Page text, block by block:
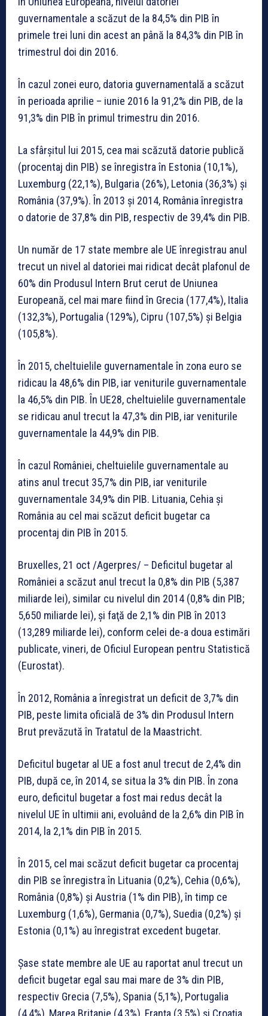
guvernamentale a scăzut de la 84,5% din PIB în
primele trei luni din acest an până la 84,3% din PIB în
trimestrul doi din 2016.
În cazul zonei euro, datoria guvernamentală a scăzut
în perioada aprilie – iunie 2016 la 91,2% din PIB, de la
91,3% din PIB în primul trimestru din 2016.
La sfârşitul lui 2015, cea mai scăzută datorie publică
(procentaj din PIB) se înregistra în Estonia (10,1%),
Luxemburg (22,1%), Bulgaria (26%), Letonia (36,3%) şi
România (37,9%). În 2013 şi 2014, România înregistra
o datorie de 37,8% din PIB, respectiv de 39,4% din PIB.
Un număr de 17 state membre ale UE înregistrau anul
trecut un nivel al datoriei mai ridicat decât plafonul de
60% din Produsul Intern Brut cerut de Uniunea
Europeană, cel mai mare fiind în Grecia (177,4%), Italia
(132,3%), Portugalia (129%), Cipru (107,5%) şi Belgia
(105,8%).
În 2015, cheltuielile guvernamentale în zona euro se
ridicau la 48,6% din PIB, iar veniturile guvernamentale
la 46,5% din PIB. În UE28, cheltuielile guvernamentale
se ridicau anul trecut la 47,3% din PIB, iar veniturile
guvernamentale la 44,9% din PIB.
În cazul României, cheltuielile guvernamentale au
atins anul trecut 35,7% din PIB, iar veniturile
guvernamentale 34,9% din PIB. Lituania, Cehia şi
România au cel mai scăzut deficit bugetar ca
procentaj din PIB în 2015.
Bruxelles, 21 oct /Agerpres/ – Deficitul bugetar al
României a scăzut anul trecut la 0,8% din PIB (5,387
miliarde lei), similar cu nivelul din 2014 (0,8% din PIB;
5,650 miliarde lei), şi faţă de 2,1% din PIB în 2013
(13,289 miliarde lei), conform celei de-a doua estimări
publicate, vineri, de Oficiul European pentru Statistică
(Eurostat).
În 2012, România a înregistrat un deficit de 3,7% din
PIB, peste limita oficială de 3% din Produsul Intern
Brut prevăzută în Tratatul de la Maastricht.
Deficitul bugetar al UE a fost anul trecut de 2,4% din
PIB, după ce, în 2014, se situa la 3% din PIB. În zona
euro, deficitul bugetar a fost mai redus decât la
nivelul UE în ultimii ani, evoluând de la 2,6% din PIB în
2014, la 2,1% din PIB în 2015.
În 2015, cel mai scăzut deficit bugetar ca procentaj
din PIB se înregistra în Lituania (0,2%), Cehia (0,6%),
România (0,8%) şi Austria (1% din PIB), în timp ce
Luxemburg (1,6%), Germania (0,7%), Suedia (0,2%) şi
Estonia (0,1%) au înregistrat excedent bugetar.
Şase state membre ale UE au raportat anul trecut un
deficit bugetar egal sau mai mare de 3% din PIB,
respectiv Grecia (7,5%), Spania (5,1%), Portugalia
(4,4%), Marea Britanie (4,3%), Franţa (3,5%) şi Croaţia